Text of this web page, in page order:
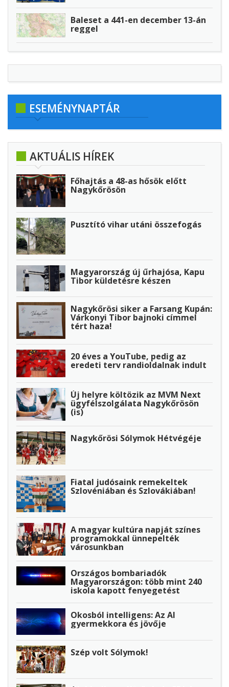
Baleset a 441-en december 13-án
reggel
ESEMÉNYNAPTÁR
AKTUÁLIS HÍREK
Főhajtás a 48-as hősök előtt
Nagykőrösön
Pusztító vihar utáni összefogás
Magyarország új űrhajósa, Kapu
Tibor küldetésre készen
Nagykőrösi siker a Farsang Kupán:
Várkonyi Tibor bajnoki címmel
tért haza!
20 éves a YouTube, pedig az
eredeti terv randioldalnak indult
Új helyre költözik az MVM Next
ügyfélszolgálata Nagykőrösön
(is)
Nagykőrösi Sólymok Hétvégéje
Fiatal judósaink remekeltek
Szlovéniában és Szlovákiában!
A magyar kultúra napját színes
programokkal ünnepelték
városunkban
Országos bombariadók
Magyarországon: több mint 240
iskola kapott fenyegetést
Okosból intelligens: Az AI
gyermekkora és jövője
Szép volt Sólymok!